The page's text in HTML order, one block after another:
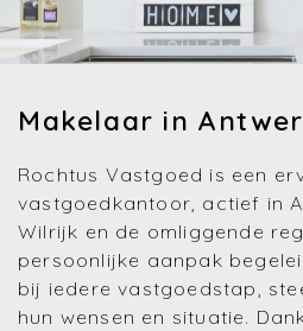
Makelaar in
Rochtus Vastgoed is een
vastgoedkantoor, actief in
Wilrijk en de omliggende
persoonlijke aanpak
bij iedere vastgoedstap,
hun wensen en situatie.